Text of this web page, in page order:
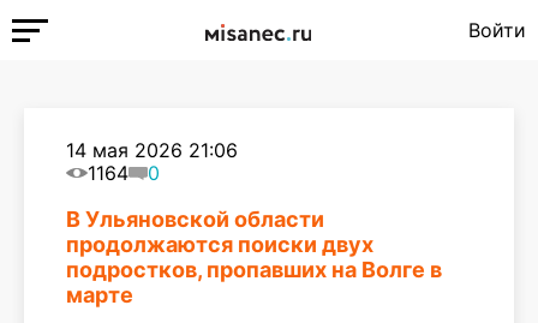
Войти
14 мая 2026 21:06
1164
0
В Ульяновской области
продолжаются поиски двух
подростков, пропавших на Волге в
марте